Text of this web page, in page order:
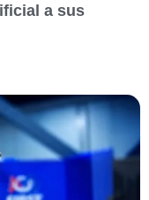
a sus